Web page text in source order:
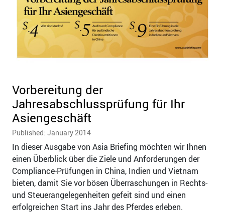
Vorbereitung der
Jahresabschlussprüfung für Ihr
Asiengeschäft
Published: January 2014
In dieser Ausgabe von Asia Briefing möchten wir Ihnen
einen Überblick über die Ziele und Anforderungen der
Compliance-Prüfungen in China, Indien und Vietnam
bieten, damit Sie vor bösen Überraschungen in Rechts-
und Steuerangelegenheiten gefeit sind und einen
erfolgreichen Start ins Jahr des Pferdes erleben.